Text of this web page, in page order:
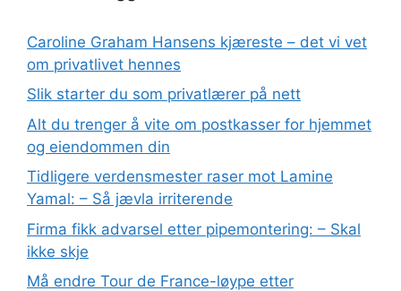
Caroline Graham Hansens kjæreste – det vi vet
om privatlivet hennes
Slik starter du som privatlærer på nett
Alt du trenger å vite om postkasser for hjemmet
og eiendommen din
Tidligere verdensmester raser mot Lamine
Yamal: – Så jævla irriterende
Firma fikk advarsel etter pipemontering: – Skal
ikke skje
Må endre Tour de France-løype etter